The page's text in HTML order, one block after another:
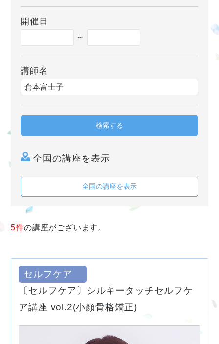
開催日
～
講師名
検索する
全国の講座を表示
全国の講座を表示
5件の講座がございます。
セルフケア
〔セルフケア〕シルキータッチセルフケ
ア講座 vol.2(小顔骨格矯正)